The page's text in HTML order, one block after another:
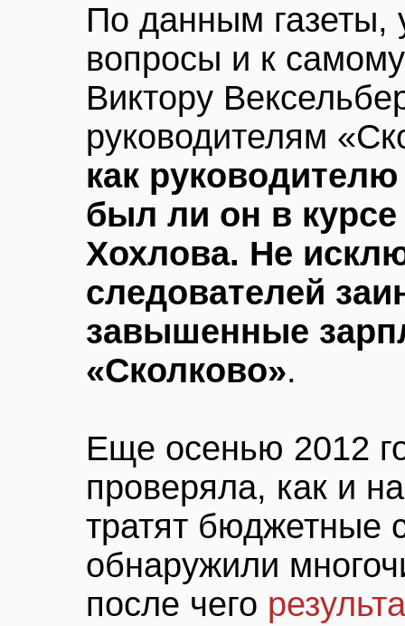
По данным газеты,
вопросы и к
Виктору
руководителям
как
был ли он в
Хохлова. Не
следователей
завышенные
«Сколково».
Еще осенью 2012
проверяла, как и
тратят бюджетные
обнаружили
после чего